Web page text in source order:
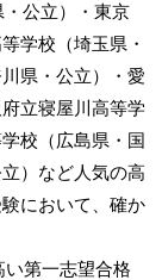
公立）・東京
学校（埼玉県・
県・公立）・愛
立寝屋川高等学
校（広島県・国
）など人気の高
において、確か
い第一志望合格